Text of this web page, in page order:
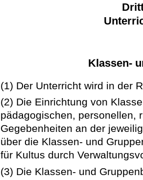
Klassen-
(1) Der Unterricht wird in der
(2) Die Einrichtung von
pädagogischen, personellen,
Gegebenheiten an der
über die Klassen- und
für Kultus durch
(3) Die Klassen- und